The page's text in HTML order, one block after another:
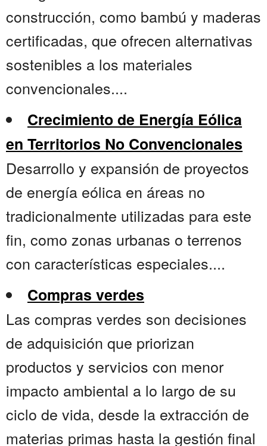
construcción, como bambú y maderas
certificadas, que ofrecen alternativas
sostenibles a los materiales
convencionales....
Crecimiento de Energía Eólica
en Territorios No Convencionales
Desarrollo y expansión de proyectos
de energía eólica en áreas no
tradicionalmente utilizadas para este
fin, como zonas urbanas o terrenos
con características especiales....
Compras verdes
Las compras verdes son decisiones
de adquisición que priorizan
productos y servicios con menor
impacto ambiental a lo largo de su
ciclo de vida, desde la extracción de
materias primas hasta la gestión final